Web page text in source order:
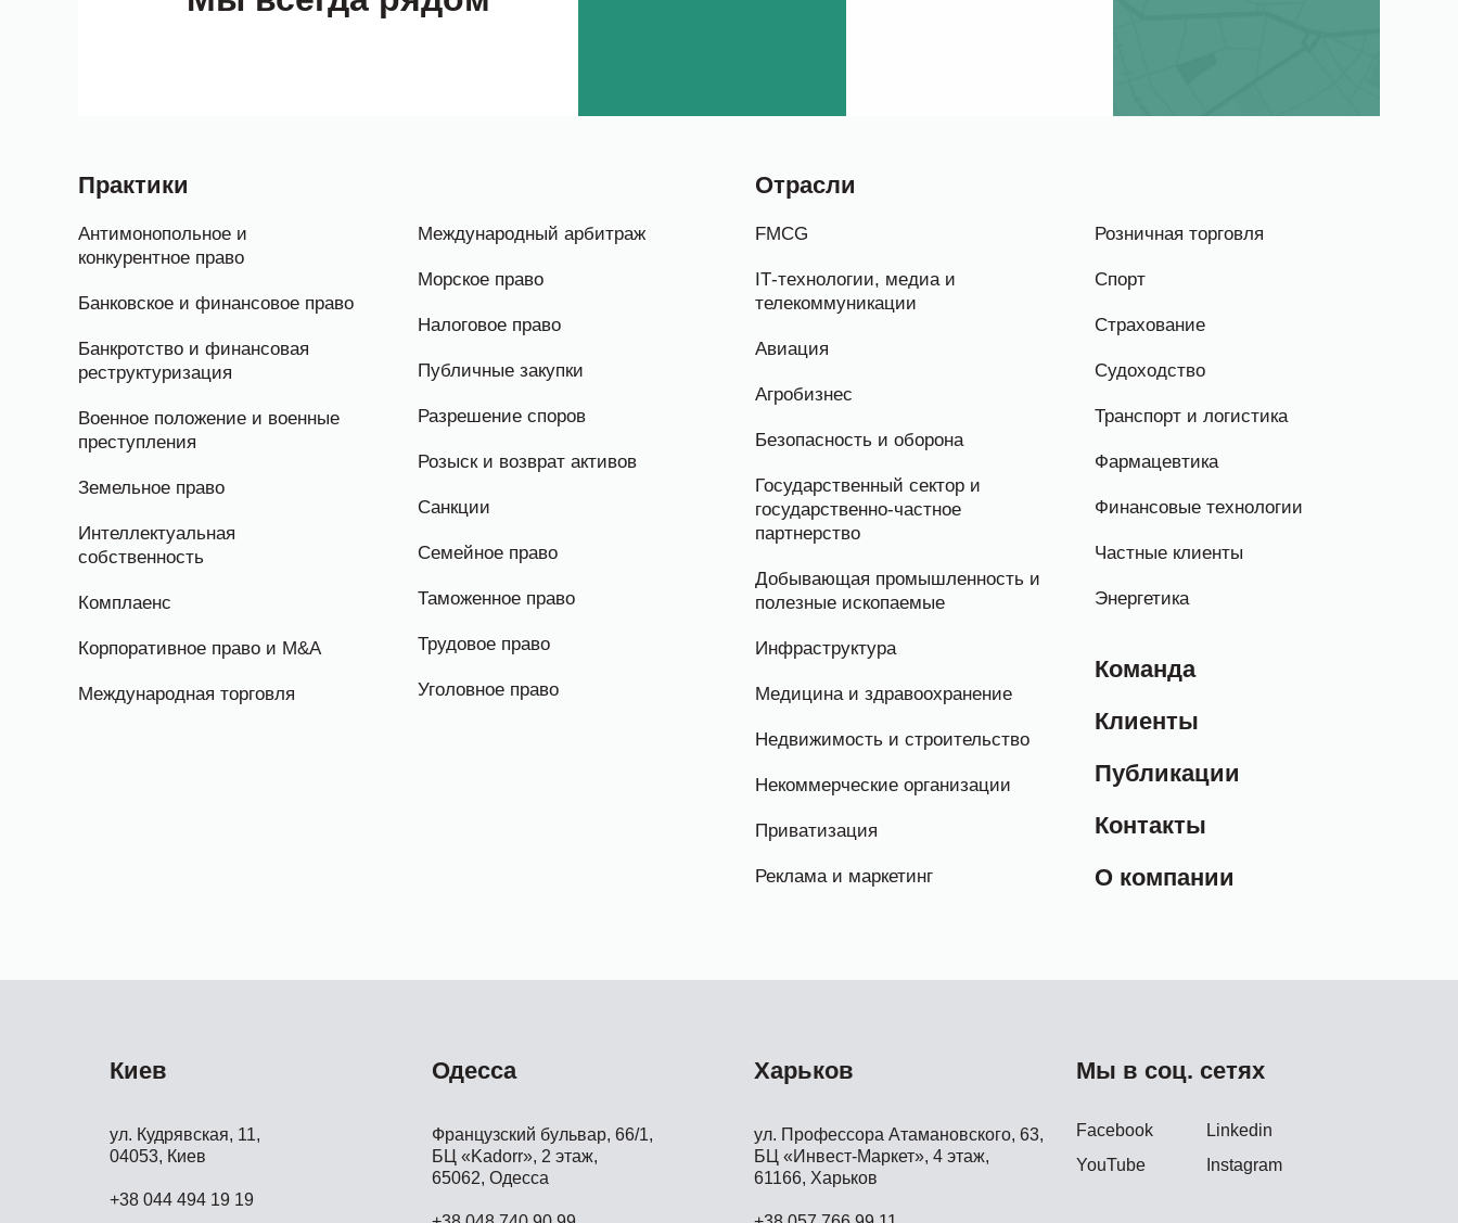
Практики
Антимонопольное и
конкурентное право
Банковское и финансовое право
Банкротство и финансовая
реструктуризация
Военное положение и военные
преступления
Земельное право
Интеллектуальная
собственность
Комплаенс
Корпоративное право и M&A
Международная торговля
Международный арбитраж
Морское право
Налоговое право
Публичные закупки
Разрешение споров
Розыск и возврат активов
Санкции
Семейное право
Таможенное право
Трудовое право
Уголовное право
Отрасли
FMCG
IТ-технологии, медиа и
телекоммуникации
Авиация
Агробизнес
Безопасность и оборона
Государственный сектор и
государственно-частное
партнерство
Добывающая промышленность и
полезные ископаемые
Инфраструктура
Медицина и здравоохранение
Недвижимость и строительство
Некоммерческие организации
Приватизация
Реклама и маркетинг
Розничная торговля
Спорт
Страхование
Судоходство
Транспорт и логистика
Фармацевтика
Финансовые технологии
Частные клиенты
Энергетика
Команда
Клиенты
Публикации
Контакты
О компании
Киев
ул. Кудрявская, 11,
04053, Киев
+38 044 494 19 19
Одесса
Французский бульвар, 66/1,
БЦ «Kadorr», 2 этаж,
65062, Одесса
Харьков
ул. Профессора Атамановского, 63,
БЦ «Инвест-Маркет», 4 этаж,
61166, Харьков
Мы в соц. сетях
Facebook
Linkedin
YouTube
Instagram